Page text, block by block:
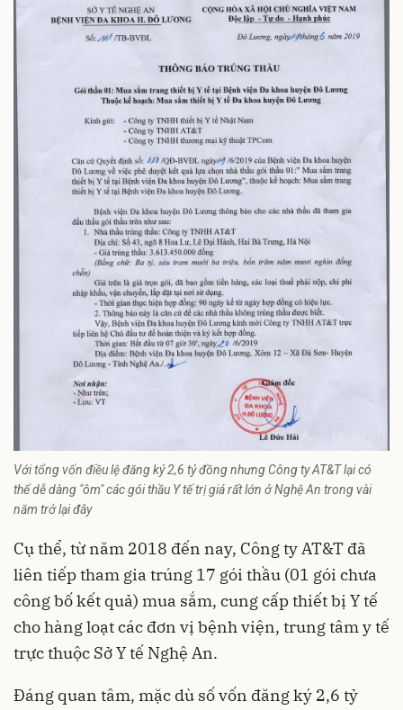
Với tổng vốn điều lệ đăng ký 2,6 tỷ đồng nhưng Công ty AT&T lại có
thể dễ dàng "ôm" các gói thầu Y tế trị giá rất lớn ở Nghệ An trong vài
năm trở lại đây
Cụ thể, từ năm 2018 đến nay, Công ty AT&T đã
liên tiếp tham gia trúng 17 gói thầu (01 gói chưa
công bố kết quả) mua sắm, cung cấp thiết bị Y tế
cho hàng loạt các đơn vị bệnh viện, trung tâm y tế
trực thuộc Sở Y tế Nghệ An.
Đáng quan tâm, mặc dù số vốn đăng ký 2,6 tỷ